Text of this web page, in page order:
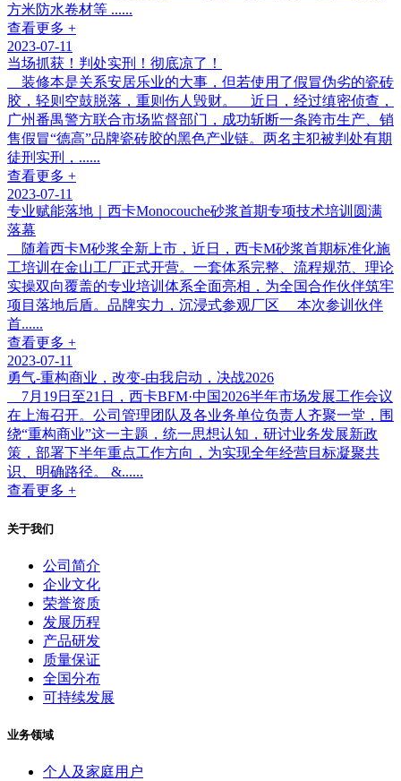
方米防水卷材等 ......
查看更多 +
2023-07-11
当场抓获！判处实刑！彻底凉了！
装修本是关系安居乐业的大事，但若使用了假冒伪劣的瓷砖
胶，轻则空鼓脱落，重则伤人毁财。 近日，经过缜密侦查，
广州番禺警方联合市场监督部门，成功斩断一条跨市生产、销
售假冒“德高”品牌瓷砖胶的黑色产业链。两名主犯被判处有期
徒刑实刑，......
查看更多 +
2023-07-11
专业赋能落地｜西卡Monocouche砂浆首期专项技术培训圆满
落幕
随着西卡M砂浆全新上市，近日，西卡M砂浆首期标准化施
工培训在金山工厂正式开营。一套体系完整、流程规范、理论
实操双向覆盖的专业培训体系全面亮相，为全国合作伙伴筑牢
项目落地后盾。品牌实力，沉浸式参观厂区 本次参训伙伴
首......
查看更多 +
2023-07-11
勇气-重构商业，改变-由我启动，决战2026
7月19日至21日，西卡BFM·中国2026半年市场发展工作会议
在上海召开。公司管理团队及各业务单位负责人齐聚一堂，围
绕“重构商业”这一主题，统一思想认知，研讨业务发展新政
策，部署下半年重点工作方向，为实现全年经营目标凝聚共
识、明确路径。 &......
查看更多 +
关于我们
公司简介
企业文化
荣誉资质
发展历程
产品研发
质量保证
全国分布
可持续发展
业务领域
个人及家庭用户